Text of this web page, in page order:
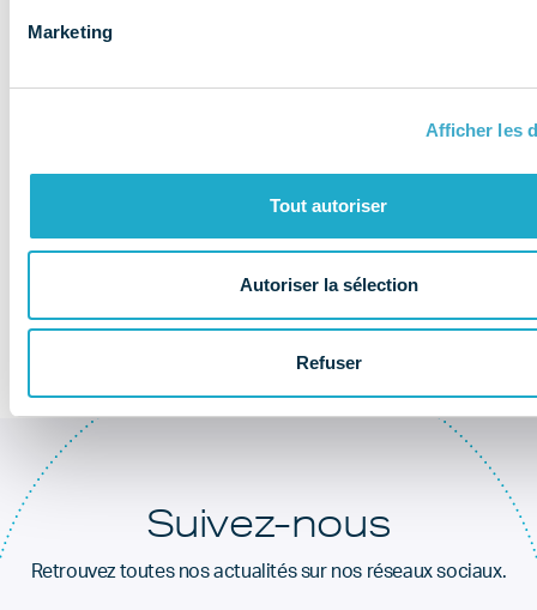
Marketing
Afficher les
Tout autoriser
Autoriser la sélection
Refuser
Au coeur de la
santé dentaire
Suivez-nous
Retrouvez toutes nos actualités sur nos réseaux sociaux.